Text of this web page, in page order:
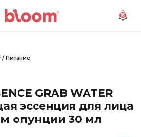
18
/ Питание
GRAB WATER
эссенция для лица
опунции 30 мл